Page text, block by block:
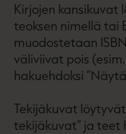
Kirjojen kansikuvat
teoksen nimellä tai
muodostetaan
väliviivat pois
hakuehdoksi
Tekijäkuvat
tekijäkuvat” ja teet